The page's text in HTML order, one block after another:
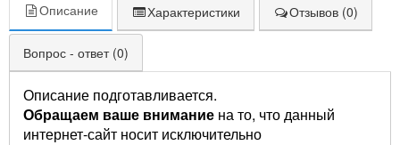
Описание Характеристики Отзывов (0)
Вопрос - ответ (0)
Описание подготавливается.
Обращаем ваше внимание на то, что данный
интернет-сайт носит исключительно